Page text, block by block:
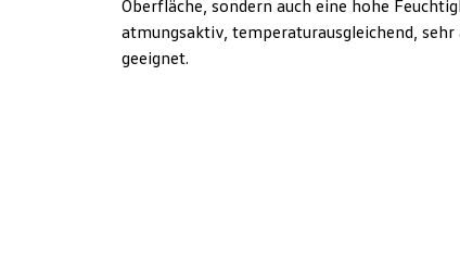
Oberfläche, sondern auch eine hohe
atmungsaktiv, temperaturausgleichend,
geeignet.